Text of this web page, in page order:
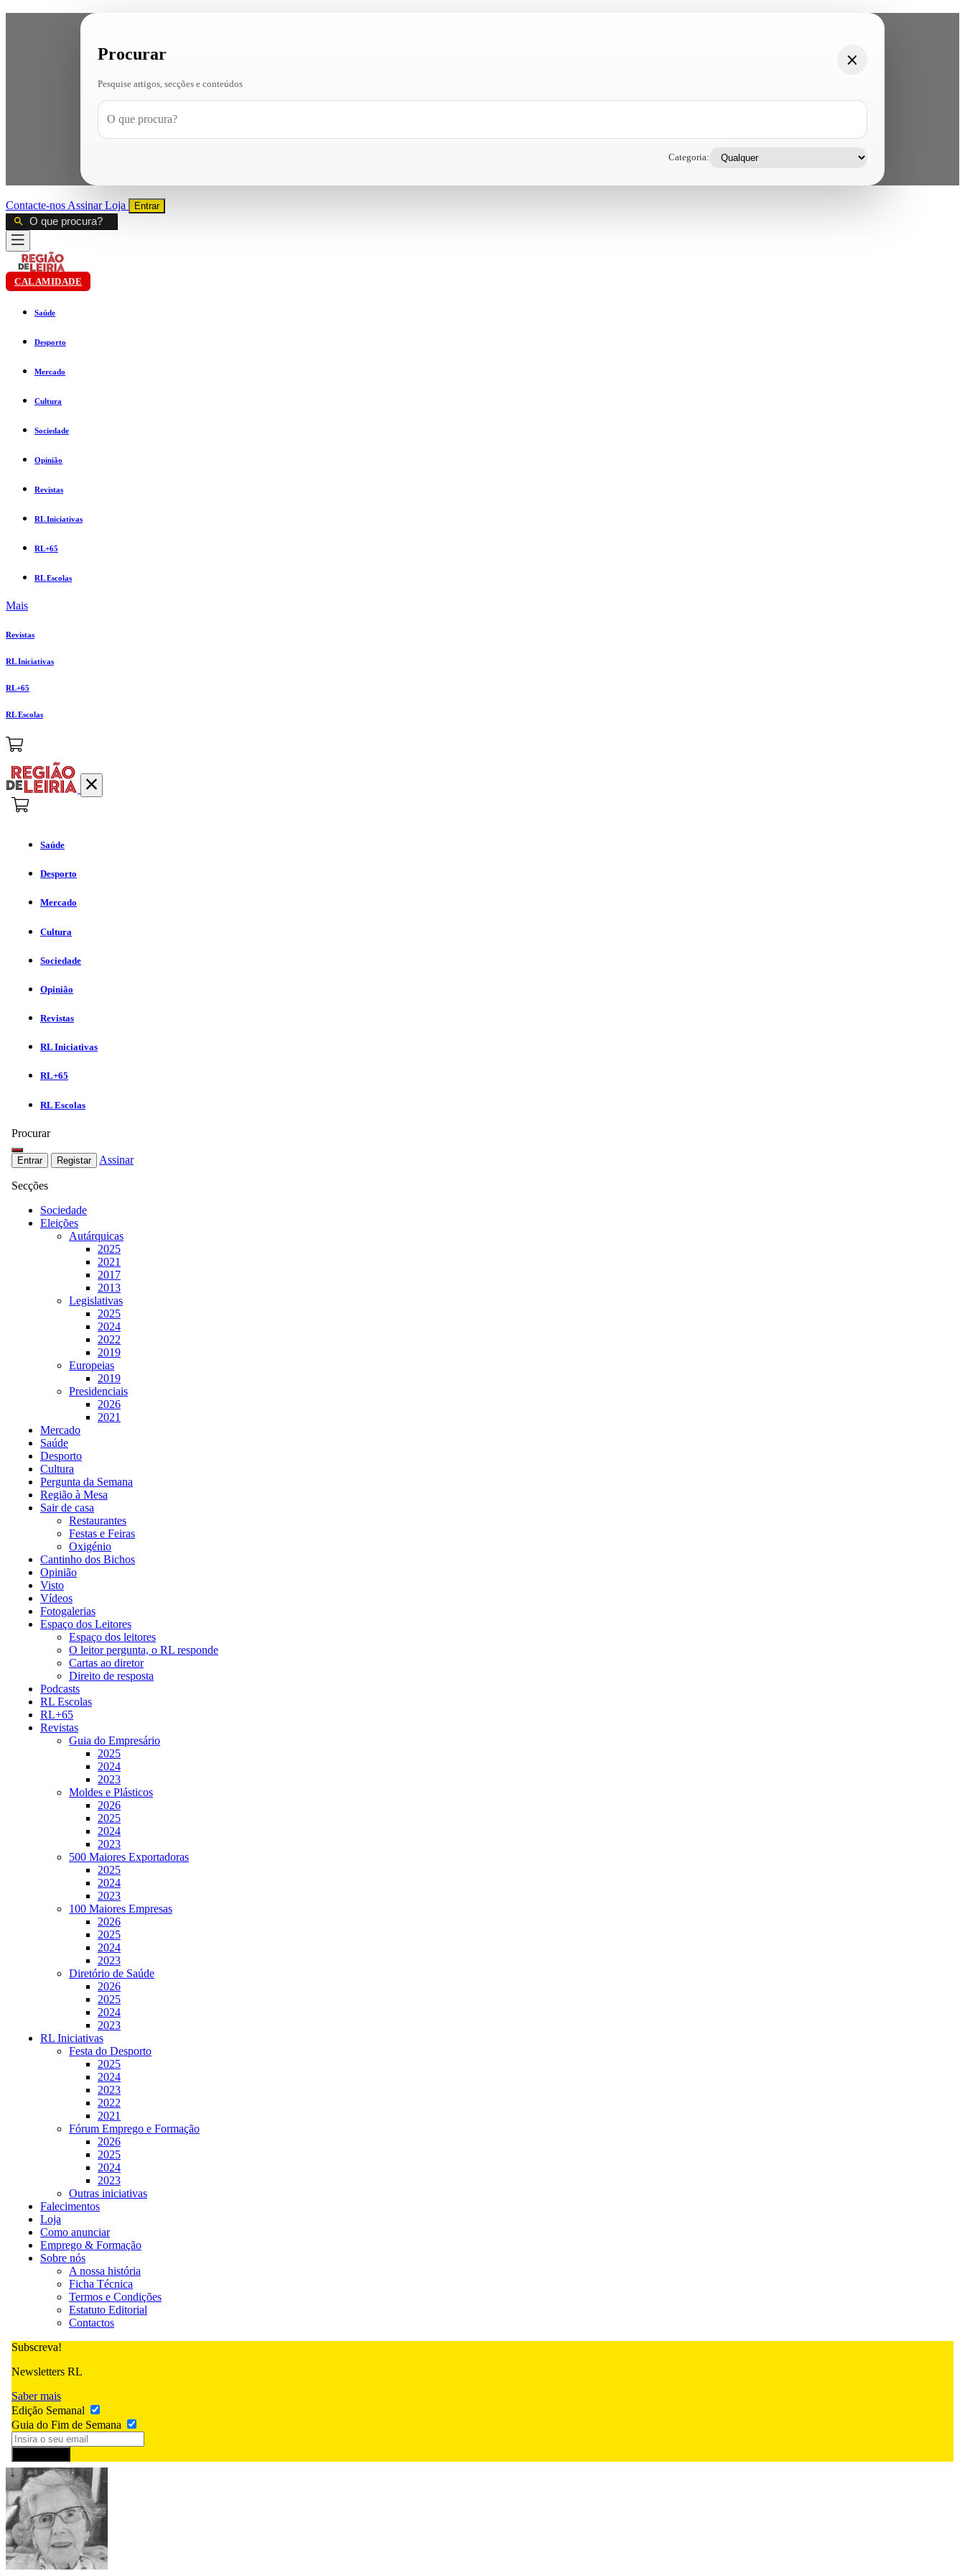
Procurar
Pesquise artigos, secções e conteúdos
Categoria:
Contacte-nos AssinarLoja Entrar
CALAMIDADE
Saúde
Desporto
Mercado
Cultura
Sociedade
Opinião
Revistas
RL Iniciativas
RL+65
RL Escolas
Mais
Revistas
RL Iniciativas
RL+65
RL Escolas
Saúde
Desporto
Mercado
Cultura
Sociedade
Opinião
Revistas
RL Iniciativas
RL+65
RL Escolas
Procurar
Entrar Registar Assinar
Secções
Sociedade
Eleições
Autárquicas
2025
2021
2017
2013
Legislativas
2025
2024
2022
2019
Europeias
2019
Presidenciais
2026
2021
Mercado
Saúde
Desporto
Cultura
Pergunta da Semana
Região à Mesa
Sair de casa
Restaurantes
Festas e Feiras
Oxigénio
Cantinho dos Bichos
Opinião
Visto
Vídeos
Fotogalerias
Espaço dos Leitores
Espaço dos leitores
O leitor pergunta, o RL responde
Cartas ao diretor
Direito de resposta
Podcasts
RL Escolas
RL+65
Revistas
Guia do Empresário
2025
2024
2023
Moldes e Plásticos
2026
2025
2024
2023
500 Maiores Exportadoras
2025
2024
2023
100 Maiores Empresas
2026
2025
2024
2023
Diretório de Saúde
2026
2025
2024
2023
RL Iniciativas
Festa do Desporto
2025
2024
2023
2022
2021
Fórum Emprego e Formação
2026
2025
2024
2023
Outras iniciativas
Falecimentos
Loja
Como anunciar
Emprego & Formação
Sobre nós
A nossa história
Ficha Técnica
Termos e Condições
Estatuto Editorial
Contactos
Subscreva!
Newsletters RL
Saber mais
Edição Semanal
Guia do Fim de Semana